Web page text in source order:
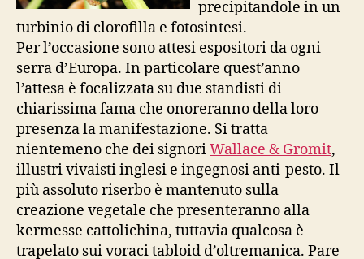
precipitandole in un
turbinio di clorofilla e fotosintesi.
Per l’occasione sono attesi espositori da ogni
serra d’Europa. In particolare quest’anno
l’attesa è focalizzata su due standisti di
chiarissima fama che onoreranno della loro
presenza la manifestazione. Si tratta
nientemeno che dei signoriWallace & Gromit,
illustri vivaisti inglesi e ingegnosi anti-pesto. Il
più assoluto riserbo è mantenuto sulla
creazione vegetale che presenteranno alla
kermesse cattolichina, tuttavia qualcosa è
trapelato sui voraci tabloid d’oltremanica. Pare